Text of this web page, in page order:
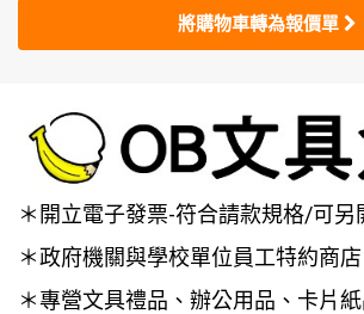
將購物車轉為報價單
＊開立電子發票-符合請款規格/可另
＊政府機關與學校單位員工特約商店
＊專營文具禮品、辦公用品、卡片